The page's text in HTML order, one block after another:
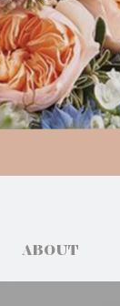
ABOUT